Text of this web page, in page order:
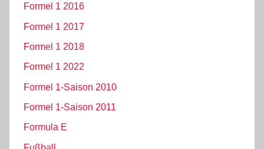
Formel 1 2016
Formel 1 2017
Formel 1 2018
Formel 1 2022
Formel 1-Saison 2010
Formel 1-Saison 2011
Formula E